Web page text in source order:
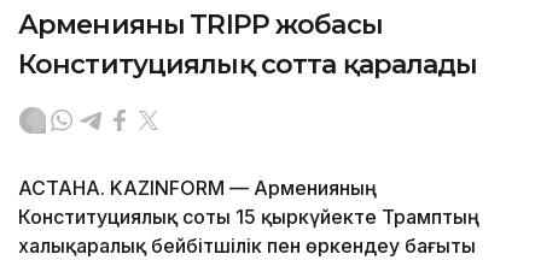
Арменияның TRIPP жобасы
Конституциялық сотта қаралады
АСТАНА. KAZINFORM — Арменияның
Конституциялық соты 15 қыркүйекте Трамптың
халықаралық бейбітшілік пен өркендеу бағыты